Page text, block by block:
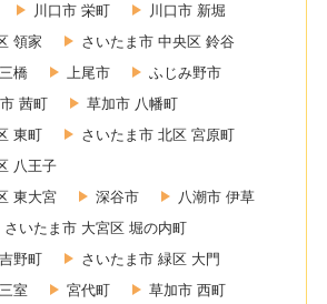
川口市 栄町
川口市 新堀
領家
さいたま市 中央区 鈴谷
橋
上尾市
ふじみ野市
茜町
草加市 八幡町
東町
さいたま市 北区 宮原町
八王子
東大宮
深谷市
八潮市 伊草
さいたま市 大宮区 堀の内町
野町
さいたま市 緑区 大門
室
宮代町
草加市 西町